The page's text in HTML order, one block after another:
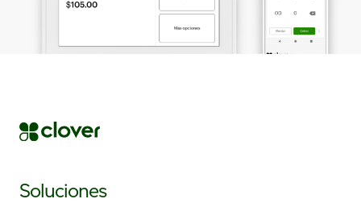
Soluciones